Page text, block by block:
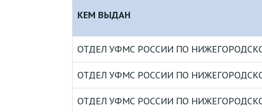
КЕМ ВЫДАН
ОТДЕЛ УФМС РОССИИ ПО
ОТДЕЛ УФМС РОССИИ ПО
ОТДЕЛ УФМС РОССИИ ПО